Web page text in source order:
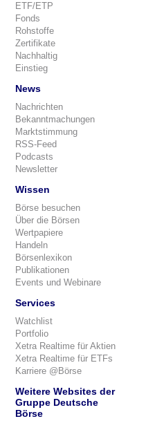
ETF/ETP
Fonds
Rohstoffe
Zertifikate
Nachhaltig
Einstieg
News
Nachrichten
Bekanntmachungen
Marktstimmung
RSS-Feed
Podcasts
Newsletter
Wissen
Börse besuchen
Über die Börsen
Wertpapiere
Handeln
Börsenlexikon
Publikationen
Events und Webinare
Services
Watchlist
Portfolio
Xetra Realtime für Aktien
Xetra Realtime für ETFs
Karriere @Börse
Weitere Websites der
Gruppe Deutsche
Börse